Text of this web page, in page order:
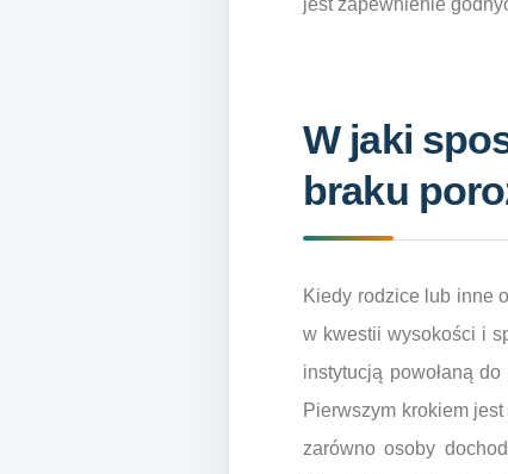
jest zapewnienie
W jaki
braku
Kiedy rodzice lub inne
w kwestii wysokości i
instytucją powołaną
Pierwszym krokiem
zarówno osoby